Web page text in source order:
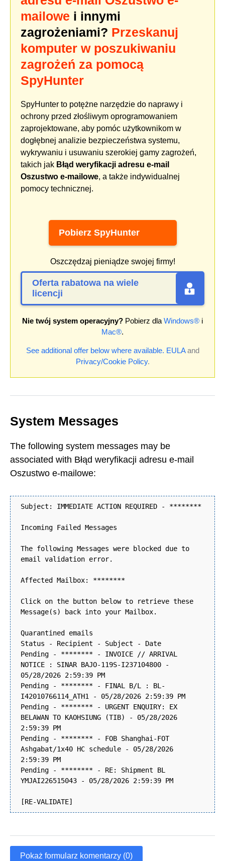
mailowe i innymi
zagrożeniami? Przeskanuj
komputer w poszukiwaniu
zagrożeń za pomocą
SpyHunter
SpyHunter to potężne narzędzie do naprawy i
ochrony przed złośliwym oprogramowaniem
zaprojektowane, aby pomóc użytkownikom w
dogłębnej analizie bezpieczeństwa systemu,
wykrywaniu i usuwaniu szerokiej gamy zagrożeń,
takich jak Błąd weryfikacji adresu e-mail
Oszustwo e-mailowe, a także indywidualnej
pomocy technicznej.
Pobierz SpyHunter
Oszczędzaj pieniądze swojej firmy!
Oferta rabatowa na wiele
licencji
Nie twój system operacyjny? Pobierz dla Windows® i
Mac®.
See additional offer below where available. EULAand
Privacy/Cookie Policy.
System Messages
The following system messages may be
associated with Błąd weryfikacji adresu e-mail
Oszustwo e-mailowe:
Subject: IMMEDIATE ACTION REQUIRED - ********
Incoming Failed Messages
The following Messages were blocked due to
email validation error.
Affected Mailbox: ********
Click on the button below to retrieve these
Message(s) back into your Mailbox.
Quarantined emails
Status - Recipient - Subject - Date
Pending - ******** - INVOICE // ARRIVAL
NOTICE : SINAR BAJO-119S-I237104800 -
05/28/2026 2:59:39 PM
Pending - ******** - FINAL B/L : BL-
I42010766114_ATH1 - 05/28/2026 2:59:39 PM
Pending - ******** - URGENT ENQUIRY: EX
BELAWAN TO KAOHSIUNG (TIB) - 05/28/2026
2:59:39 PM
Pending - ******** - FOB Shanghai-FOT
Ashgabat/1x40 HC schedule - 05/28/2026
2:59:39 PM
Pending - ******** - RE: Shipment BL
YMJAI226515043 - 05/28/2026 2:59:39 PM
[RE-VALIDATE]
Pokaż formularz komentarzy (0)